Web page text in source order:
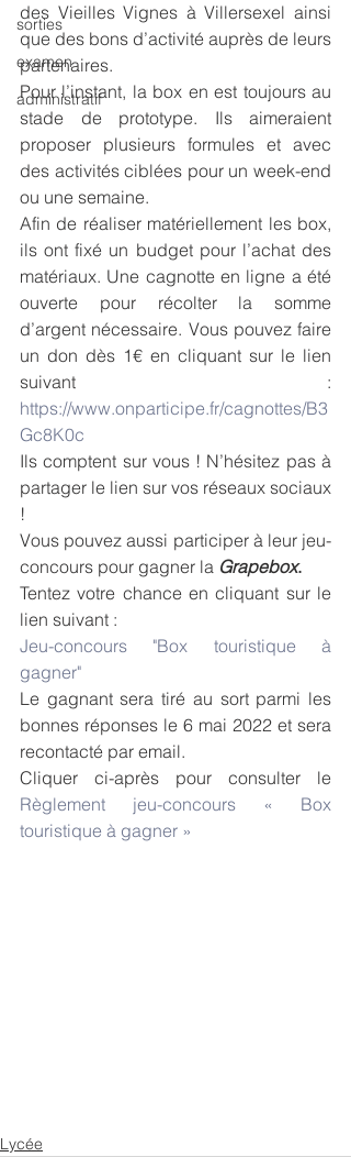
sorties
examen
administratif
des Vieilles Vignes à Villersexel ainsi
que des bons d’activité auprès de leurs
partenaires.
Pour l’instant, la box en est toujours au
stade de prototype. Ils aimeraient
proposer plusieurs formules et avec
des activités ciblées pour un week-end
ou une semaine.
Afin de réaliser matériellement les box,
ils ont fixé un budget pour l’achat des
matériaux. Une cagnotte en ligne a été
ouverte pour récolter la somme
d’argent nécessaire. Vous pouvez faire
un don dès 1€ en cliquant sur le lien
https://www.onparticipe.fr/cagnottes/B3
Gc8K0c
Ils comptent sur vous ! N’hésitez pas à
partager le lien sur vos réseaux sociaux
!
Vous pouvez aussi participer à leur jeu-
concours pour gagner la Grapebox.
Tentez votre chance en cliquant sur le
lien suivant :
Jeu-concours "Box touristique à
gagner"
Le gagnant sera tiré au sort parmi les
bonnes réponses le 6 mai 2022 et sera
recontacté par email.
Règlement jeu-concours « Box
touristique à gagner »
Lycée